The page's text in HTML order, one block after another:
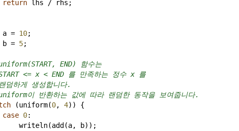
return lhs / rhs ;
a = 10;
b = 5;
END) 함수는
<= x < END 를 만족하는 정수 x 를
하게 생성합니다.
이 반환하는 값에 따라 랜덤한 동작을 보여줍니다.
(uniform(0, 4)) {
case 0:
writeln(add (a, b));